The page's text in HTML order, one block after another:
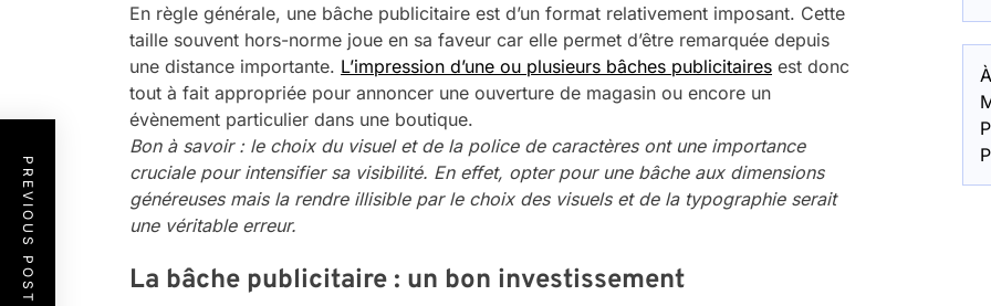
En règle générale, une bâche publicitaire est d’un format relativement imposant. Cette
taille souvent hors-norme joue en sa faveur car elle permet d’être remarquée depuis
une distance importante. L’impression d’une ou plusieurs bâches publicitaires est donc
tout à fait appropriée pour annoncer une ouverture de magasin ou encore un
évènement particulier dans une boutique.
Bon à savoir : le choix du visuel et de la police de caractères ont une importance
cruciale pour intensifier sa visibilité. En effet, opter pour une bâche aux dimensions
généreuses mais la rendre illisible par le choix des visuels et de la typographie serait
une véritable erreur.
La bâche publicitaire : un bon investissement
PREVIOUS POST